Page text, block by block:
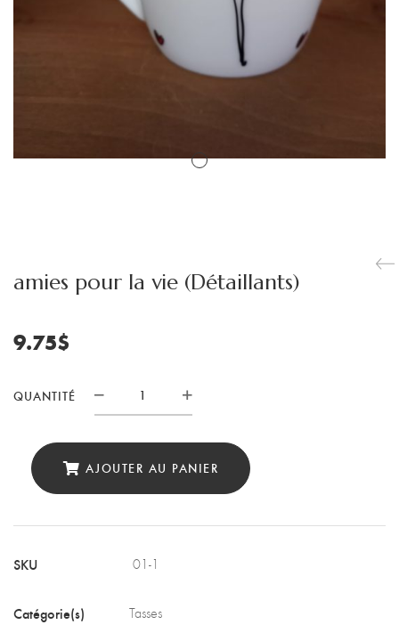
amies pour la vie (Détaillants)
9.75$
QUANTITÉ
quantité
(Détaillants)
AJOUTER AU PANIER
SKU 01-1
Catégorie(s) Tasses